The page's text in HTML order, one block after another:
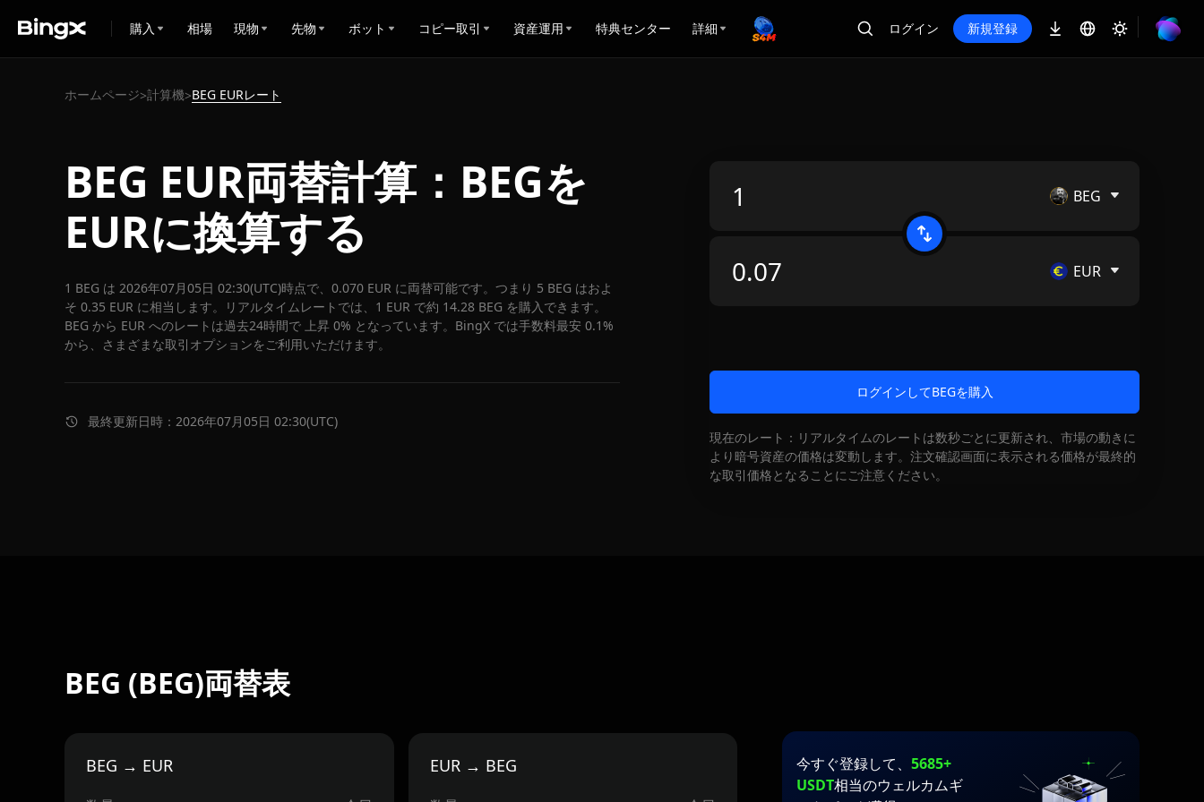
購入 相場 現物 先物 ボット コピー取引 資産運用 特典センター 詳細 ログイン 新規登録
ホームページ>計算機>BEG EURレート
BEG EUR両替計算：BEGを
EURに換算する
1 BEG は 2026年07月05日 02:30(UTC)時点で、0.070 EUR に両替可能です。つまり 5 BEG はおよ
そ 0.35 EUR に相当します。リアルタイムレートでは、1 EUR で約 14.28 BEG を購入できます。
BEG から EUR へのレートは過去24時間で 上昇 0% となっています。BingX では手数料最安 0.1%
から、さまざまな取引オプションをご利用いただけます。
最終更新日時：2026年07月05日 02:30(UTC)
BEG
EUR
ログインしてBEGを購入
現在のレート：リアルタイムのレートは数秒ごとに更新され、市場の動きに
より暗号資産の価格は変動します。注文確認画面に表示される価格が最終的
な取引価格となることにご注意ください。
BEG (BEG)両替表
BEG → EUR EUR → BEG 今すぐ登録して、 5685+
USDT相当のウェルカムギ